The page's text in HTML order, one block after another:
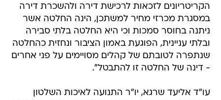
הקריטריונים לזכאות לרכישת דירה ולהשכרת דירה
במסגרת מכרזי מחיר למשתכן, הינה החלטה אשר
ניתנה בחוסר סמכות וכי היא החלטה בלתי סבירה
ובלתי עניינית, הפוגעת באמון הציבור ונחזית כהחלטה
שנתפרה לטובתם של קהלים מסויימים על פני אחרים
- דינה של החלטה זו להתבטל".
עו"ד אליעד שרגא, יו"ר התנועה לאיכות השלטון